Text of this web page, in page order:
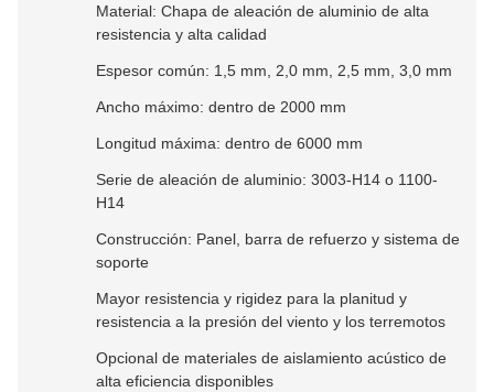
Material: Chapa de aleación de aluminio de alta
resistencia y alta calidad
Espesor común: 1,5 mm, 2,0 mm, 2,5 mm, 3,0 mm
Ancho máximo: dentro de 2000 mm
Longitud máxima: dentro de 6000 mm
Serie de aleación de aluminio: 3003-H14 o 1100-
H14
Construcción: Panel, barra de refuerzo y sistema de
soporte
Mayor resistencia y rigidez para la planitud y
resistencia a la presión del viento y los terremotos
Opcional de materiales de aislamiento acústico de
alta eficiencia disponibles